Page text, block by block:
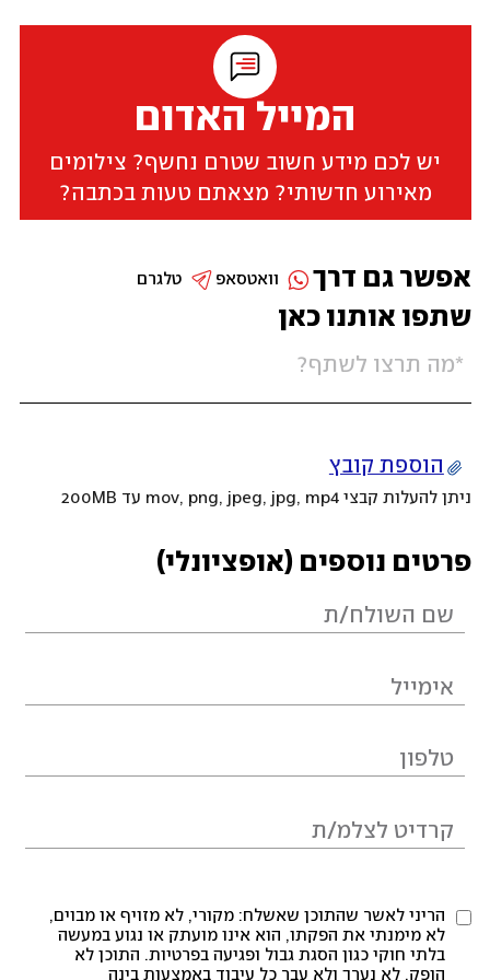
המייל האדום
יש לכם מידע חשוב שטרם נחשף? צילומים
מאירוע חדשותי? מצאתם טעות בכתבה?
שתפו אותנו כאן
הוספת קובץ
ניתן להעלות קבצי mov, png, jpeg, jpg, mp4 עד 200MB
פרטים נוספים (אופציונלי)
הריני לאשר שהתוכן שאשלח: מקורי, לא מזויף או מבוים,
לא מימנתי את הפקתו, הוא אינו מועתק או נגוע במעשה
בלתי חוקי כגון הסגת גבול ופגיעה בפרטיות. התוכן לא
הופק, לא נערך ולא עבר כל עיבוד באמצעות בינה
אפשר גם דרך טלגרם וואטסאפ